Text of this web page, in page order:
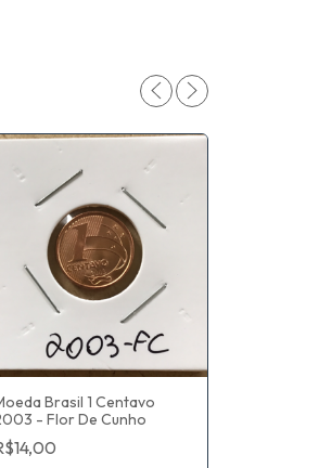
Brasil 1 Centavo
- Flor De Cunho